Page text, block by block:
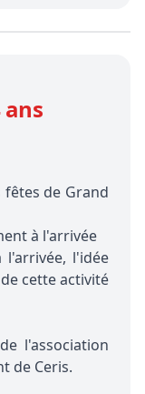
ans
fêtes de Grand
à l'arrivée
l'idée
cette activité
l'association
de Ceris.